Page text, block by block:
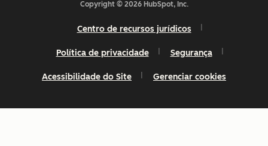
Copyright © 2026 HubSpot, Inc.
Centro de recursos jurídicos
Política de privacidade Segurança
Acessibilidade do Site Gerenciar cookies